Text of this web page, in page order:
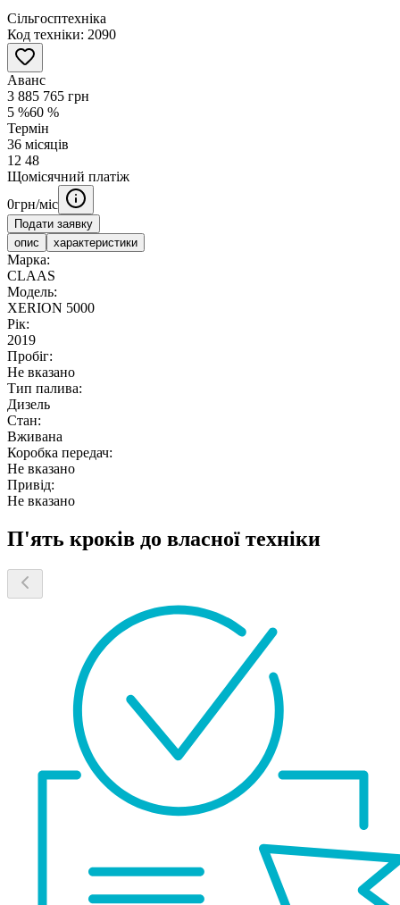
Сільгосптехніка
Код техніки: 2090
Аванс
3 885 765 грн
5 %60 %
Термін
36 місяців
12 48
Щомісячний платіж
0грн/міс
Подати заявку
опис
характеристики
Марка:
CLAAS
Модель:
XERION 5000
Рік:
2019
Пробіг:
Не вказано
Тип палива:
Дизель
Стан:
Вживана
Коробка передач:
Не вказано
Привід:
Не вказано
П'ять кроків до власної техніки